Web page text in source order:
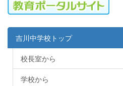
吉川中学校トップ
校長室から
学校から